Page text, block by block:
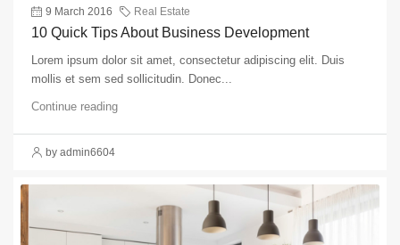
9 March 2016 Real Estate
10 Quick Tips About Business Development
Lorem ipsum dolor sit amet, consectetur adipiscing elit. Duis
mollis et sem sed sollicitudin. Donec...
Continue reading
by admin6604